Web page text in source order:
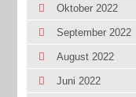
Oktober 2022
September 2022
August 2022
Juni 2022